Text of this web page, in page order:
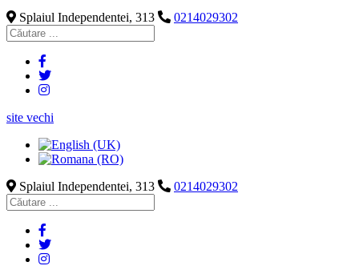
Splaiul Independentei, 313
0214029302
site vechi
Splaiul Independentei, 313 0214029302